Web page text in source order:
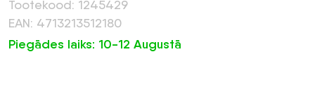
Tootekood: 1245429
EAN: 4713213512180
Piegādes laiks: 10-12 Augustā